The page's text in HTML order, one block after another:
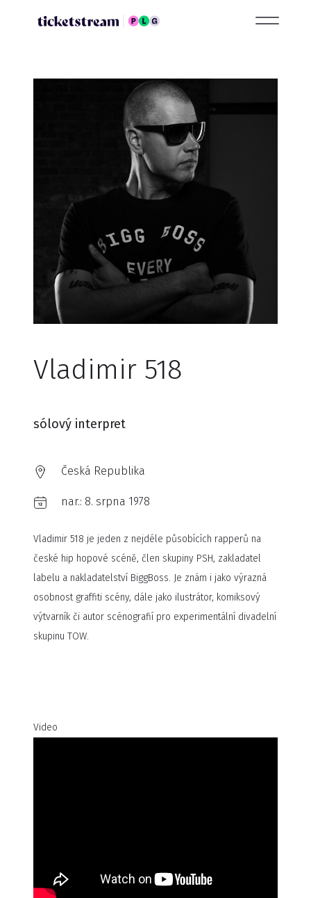
Vladimir 518
sólový interpret
Česká Republika
nar.: 8. srpna 1978
Vladimir 518 je jeden z nejdéle působících rapperů na
české hip hopové scéně, člen skupiny PSH, zakladatel
labelu a nakladatelství BiggBoss. Je znám i jako výrazná
osobnost graffiti scény, dále jako ilustrátor, komiksový
výtvarník či autor scénografií pro experimentální divadelní
skupinu TOW.
Video